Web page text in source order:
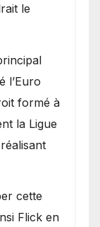
le
l’Euro
formé à
la Ligue
cette
Flick en